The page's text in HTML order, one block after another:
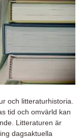
och litteraturhistoria.
tid och omvärld kan
Litteraturen är
dagsaktuella